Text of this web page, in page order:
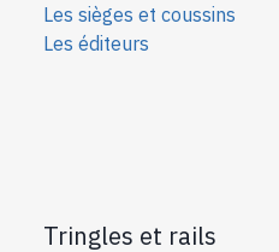
Les sièges et coussins
Les éditeurs
Tringles et rails